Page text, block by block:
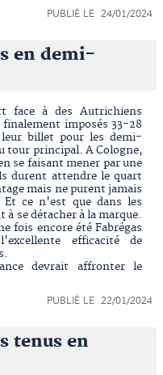
PUBLIÉ LE 24/01/2024
en demi-
face à des Autrichiens
imposés 33-28
billet pour les demi-
tour principal. A Cologne,
se faisant mener par une
durent attendre le quart
mais ne purent jamais
Et ce n'est que dans les
se détacher à la marque.
fois encore été Fabrégas
efficacité de
devrait affronter le
PUBLIÉ LE 22/01/2024
tenus en